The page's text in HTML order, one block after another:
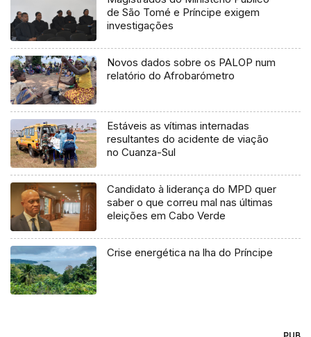
de São Tomé e Príncipe exigem
investigações
Novos dados sobre os PALOP num
relatório do Afrobarómetro
Estáveis as vítimas internadas
resultantes do acidente de viação
no Cuanza-Sul
Candidato à liderança do MPD quer
saber o que correu mal nas últimas
eleições em Cabo Verde
Crise energética na lha do Príncipe